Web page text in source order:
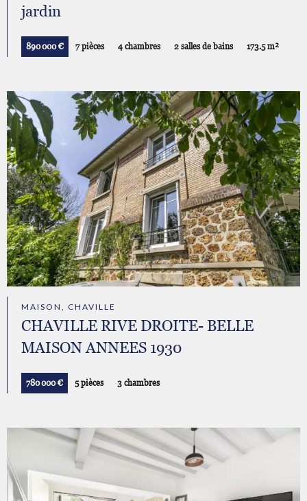
jardin
890 000 € 7 pièces 4 chambres 2 salles de bains 173.5 m²
MAISON, CHAVILLE
CHAVILLE RIVE DROITE- BELLE
MAISON ANNEES 1930
780 000 € 5 pièces 3 chambres